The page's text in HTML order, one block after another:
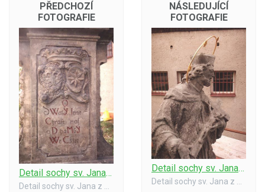
PŘEDCHOZÍ
FOTOGRAFIE
Detail sochy sv. Jana z Nepomuku
Detail sochy sv. Jana z Nepomuku po rekonstrukci v r. 1999.
NÁSLEDUJÍCÍ
FOTOGRAFIE
Detail sochy sv. Jana z Nepomuku
Detail sochy sv. Jana z Nepomuku po rekonstrukci v r. 1999.